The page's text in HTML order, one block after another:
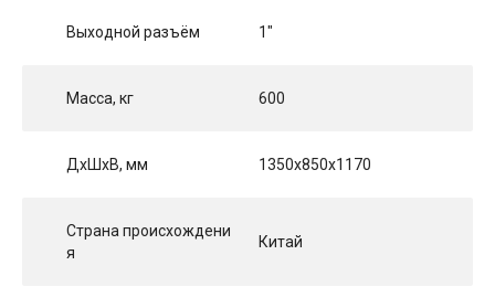
Выходной разъём 1"
Масса, кг 600
ДхШхВ, мм 1350x850x1170
Страна происхождени
я
Китай